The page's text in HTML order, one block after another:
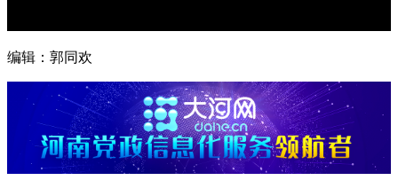
编辑：郭同欢